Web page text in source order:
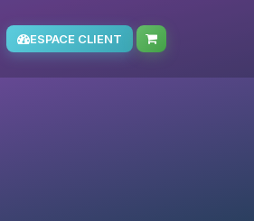
ESPACE CLIENT